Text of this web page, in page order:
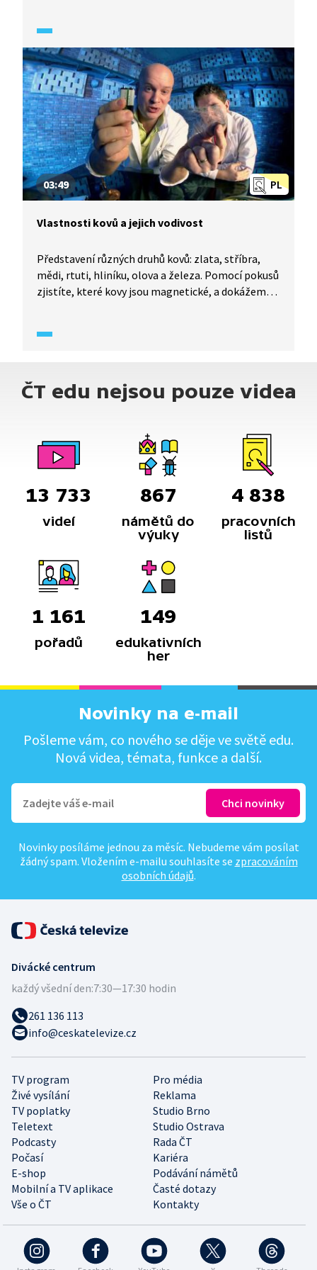
fluoridem sírovým? Podívejte se na ukázky.
PL
03:49
Vlastnosti kovů a jejich vodivost
Představení různých druhů kovů: zlata, stříbra,
mědi, rtuti, hliníku, olova a železa. Pomocí pokusů
zjistíte, které kovy jsou magnetické, a dokážeme
a zinku.
ČT edu nejsou pouze videa
13 733
videí
867
námětů do
výuky
4 838
pracovních
listů
1 161
pořadů
149
edukativních
her
Novinky na e-mail
Pošleme vám, co nového se děje ve světě edu.
Nová videa, témata, funkce a další.
Novinky posíláme jednou za měsíc. Nebudeme vám posílat
žádný spam. Vložením e-mailu souhlasíte se zpracováním
osobních údajů.